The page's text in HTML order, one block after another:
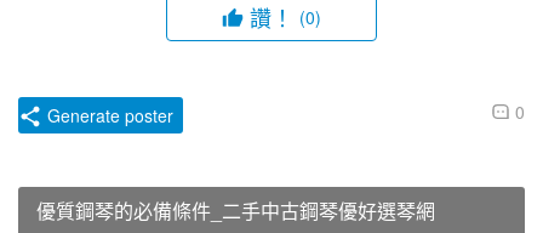
讚！ (0)
0
Generate poster
優質鋼琴的必備條件_二手中古鋼琴優好選琴網